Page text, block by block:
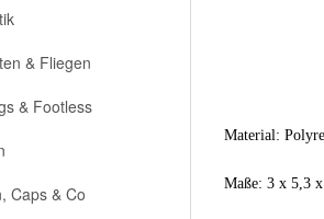
Material:
Maße: 3 x 5,3
& Fliegen
& Footless
Caps & Co